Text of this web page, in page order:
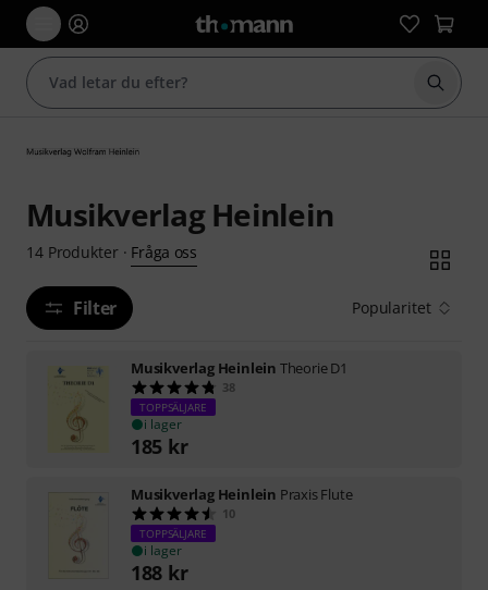
Börja
Musikverlag Heinlein
14 Produkter· Fråga oss
Filter Popularitet
Musikverlag Heinlein Theorie D1
38
TOPPSÄLJARE
i lager
185 kr
Musikverlag Heinlein Praxis Flute
10
TOPPSÄLJARE
i lager
188 kr